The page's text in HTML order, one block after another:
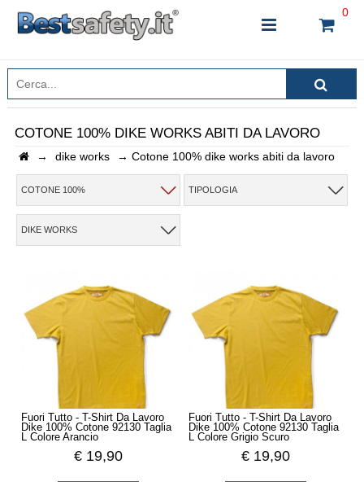
0
INSERISCI IL NOME DEL PRODOTTO CHE STAI
CERCANDO
CHIUDI RICERCA
COTONE 100% DIKE WORKS ABITI DA LAVORO
→ dike works → Cotone 100% dike works abiti da lavoro
COTONE 100% TIPOLOGIA
DIKE WORKS
Fuori Tutto - T-Shirt Da Lavoro
Dike 100% Cotone 92130 Taglia
L Colore Arancio
€ 19,90
Fuori Tutto - T-Shirt Da Lavoro
Dike 100% Cotone 92130 Taglia
L Colore Grigio Scuro
€ 19,90